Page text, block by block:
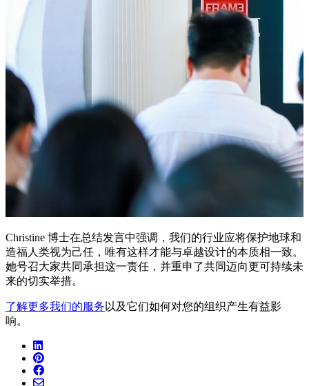
Christine 博士在总结发言中强调，我们的行业应将保护地球和
造福人类视为己任，唯有这样才能与卓越设计的本质相一致。
她号召大家共同承担这一责任，并重申了共同迈向更可持续未
来的切实举措。
了解更多我们的服务 以及它们如何对您的组织产生有益影
响。